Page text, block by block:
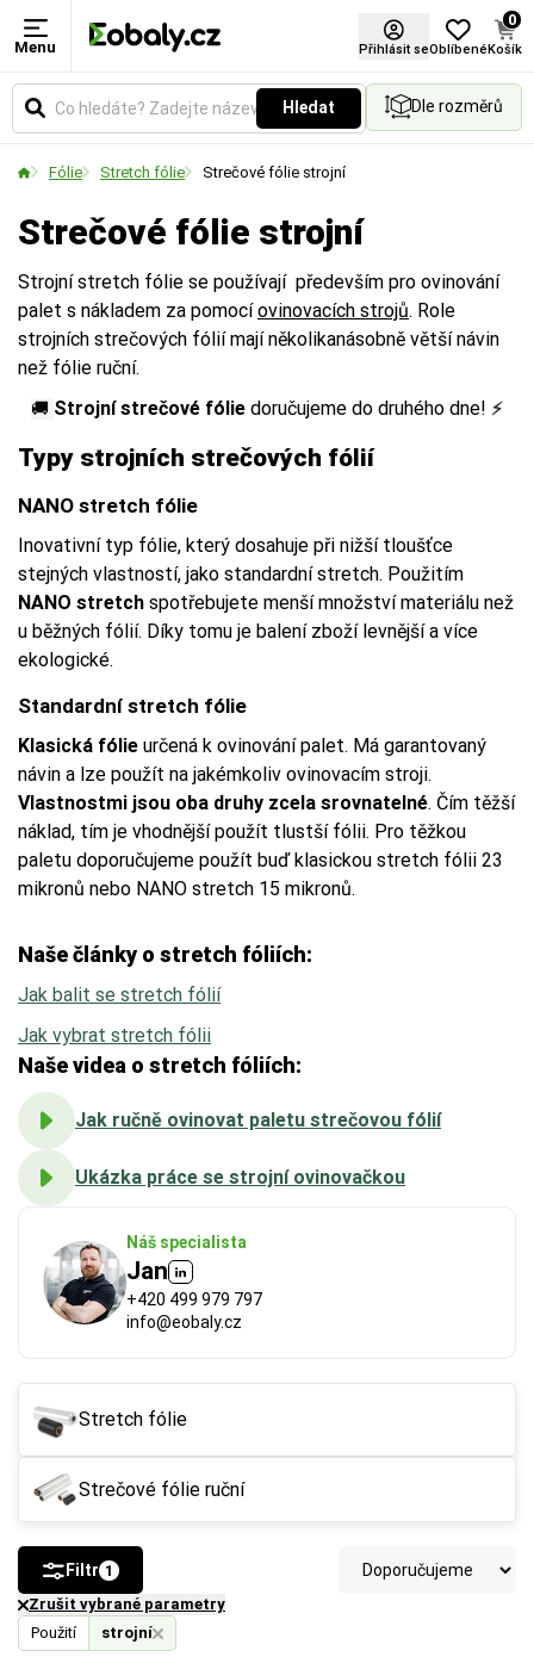
Menu Přihlásit seOblíbené
0
Košík
Hledat Dle rozměrů
Fólie Stretch fólie Strečové fólie strojní
Strečové fólie strojní
Strojní stretch fólie se používají především pro ovinování
palet s nákladem za pomocíovinovacích strojů. Role
strojních strečových fólií mají několikanásobně větší návin
než fólie ruční.
🚚 Strojní strečové fólie doručujeme do druhého dne! ⚡️
Typy strojních strečových fólií
NANO stretch fólie
Inovativní typ fólie, který dosahuje při nižší tloušťce
stejných vlastností, jako standardní stretch. Použitím
NANO stretch spotřebujete menší množství materiálu než
u běžných fólií. Díky tomu je balení zboží levnější a více
ekologické.
Standardní stretch fólie
Klasická fólie určená k ovinování palet. Má garantovaný
návin a lze použít na jakémkoliv ovinovacím stroji.
Vlastnostmi jsou oba druhy zcela srovnatelné. Čím těžší
náklad, tím je vhodnější použít tlustší fólii. Pro těžkou
paletu doporučujeme použít buď klasickou stretch fólii 23
mikronů nebo NANO stretch 15 mikronů.
Náš specialista
Jan
+420 499 979 797
info@eobaly.cz
Naše články o stretch fóliích:
Jak balit se stretch fólií
Jak vybrat stretch fólii
Naše videa o stretch fóliích:
Jak ručně ovinovat paletu strečovou fólií
Ukázka práce se strojní ovinovačkou
Stretch fólie
Strečové fólie ruční
Použití strojní
Zrušit vybrané parametry
Filtr 1
Použití
Určuje způsob aplikace fólie. Vyberte si variantu
Tloušťka materiálu (µm)
Udává sílu fólie v mikronech. Vyšší hodnota
Šířka role (mm)
Udává celkovou šířku role v milimetrech. Vyberte si
palet.
Barva
Vyberte si barevné provedení obalů a balicích
Návin (m)
Udává celkovou délku materiálu namotaného na
Typ
Označuje konkrétní technologické provedení,
materiálu.